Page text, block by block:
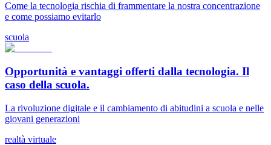
Come la tecnologia rischia di frammentare la nostra concentrazione
e come possiamo evitarlo
scuola
Opportunità e vantaggi offerti dalla tecnologia. Il
caso della scuola.
La rivoluzione digitale e il cambiamento di abitudini a scuola e nelle
giovani generazioni
realtà virtuale